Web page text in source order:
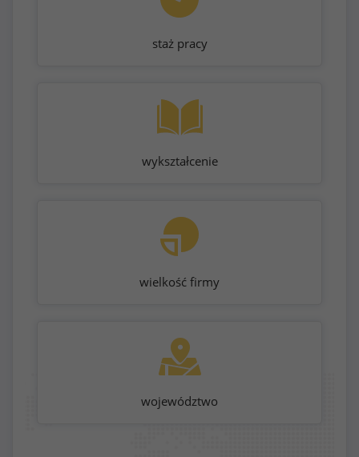
staż pracy
wykształcenie
wielkość firmy
województwo